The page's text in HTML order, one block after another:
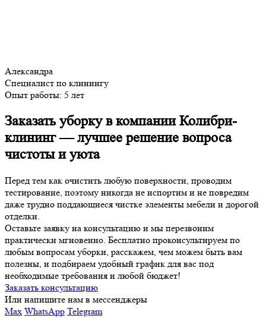
Александра
Специалист по клинингу
Опыт работы: 5 лет
Заказать уборку в компании Колибри-
клининг — лучшее решение вопроса
чистоты и уюта
Перед тем как очистить любую поверхности, проводим
тестирование, поэтому никогда не испортим и не повредим
даже трудно поддающиеся чистке элементы мебели и дорогой
отделки.
Оставьте заявку на консультацию и мы перезвоним
практически мгновенно. Бесплатно проконсультируем по
любым вопросам уборки, расскажем, чем можем быть вам
полезны, и подбираем удобный график для вас под
необходимые требования и любой бюджет!
Заказать консультацию
Или напишите нам в мессенджеры
Max WhatsApp Telegram